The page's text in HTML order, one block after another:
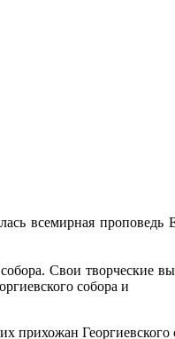
всемирная проповедь
Свои творческие
собора и
прихожан